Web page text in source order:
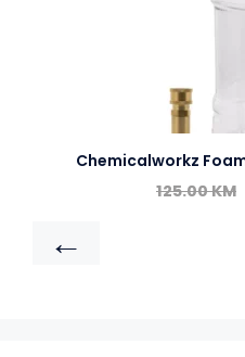
Chemicalworkz
125.00KM
←